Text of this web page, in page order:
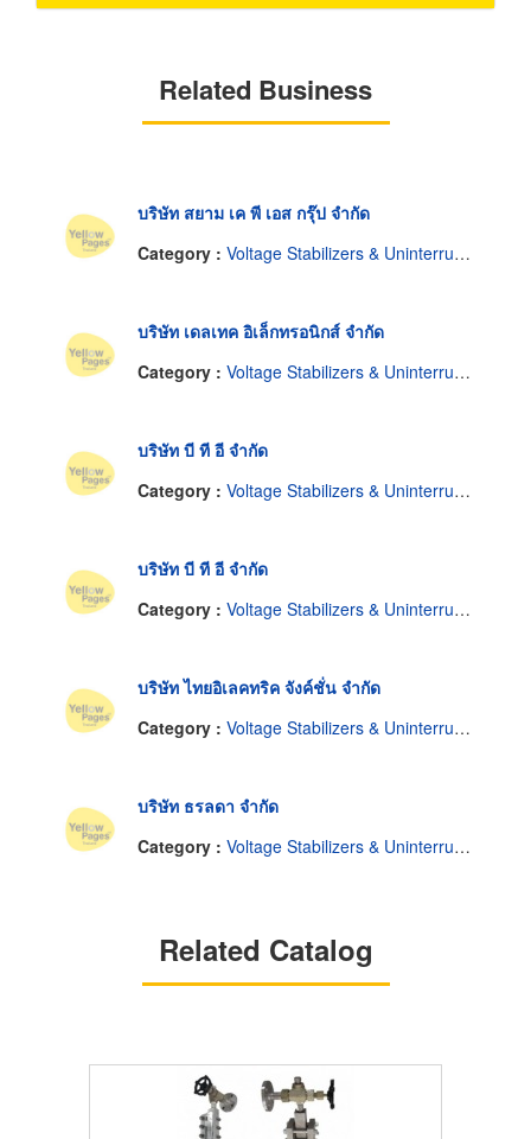
Related Business
บริษัท สยาม เค พี เอส กรุ๊ป จำกัด
Category : Voltage Stabilizers & Uninterruptable Power Supplies
บริษัท เดลเทค อิเล็กทรอนิกส์ จำกัด
Category : Voltage Stabilizers & Uninterruptable Power Supplies
บริษัท บี ที อี จำกัด
Category : Voltage Stabilizers & Uninterruptable Power Supplies
บริษัท บี ที อี จำกัด
Category : Voltage Stabilizers & Uninterruptable Power Supplies
บริษัท ไทยอิเลคทริค จังค์ชั่น จำกัด
Category : Voltage Stabilizers & Uninterruptable Power Supplies
บริษัท ธรลดา จำกัด
Category : Voltage Stabilizers & Uninterruptable Power Supplies
Related Catalog